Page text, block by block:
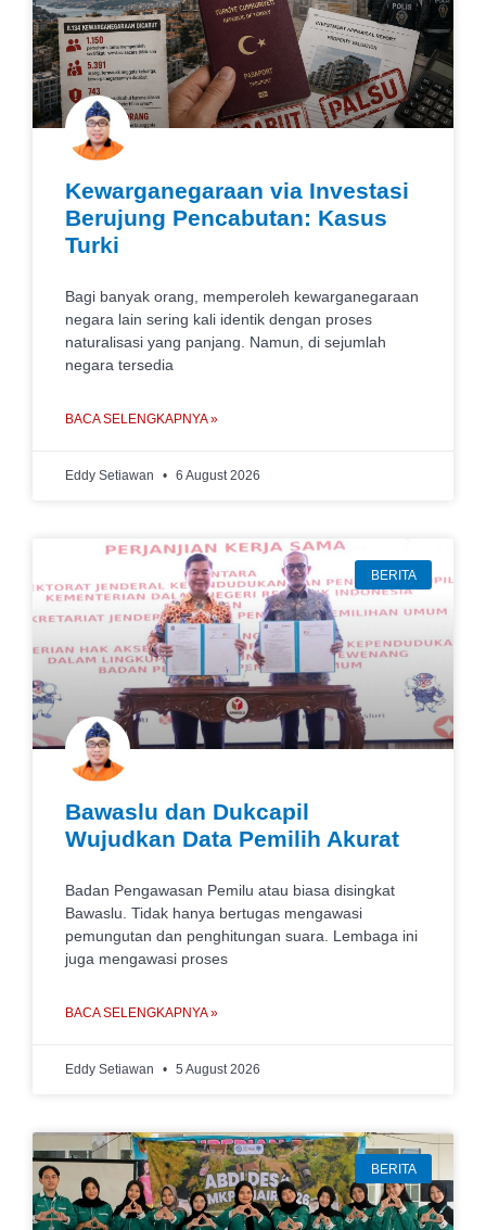
Kewarganegaraan via Investasi
Berujung Pencabutan: Kasus
Turki
Bagi banyak orang, memperoleh kewarganegaraan
negara lain sering kali identik dengan proses
naturalisasi yang panjang. Namun, di sejumlah
negara tersedia
BACA SELENGKAPNYA »
Eddy Setiawan 6 August 2026
BERITA
Bawaslu dan Dukcapil
Wujudkan Data Pemilih Akurat
Badan Pengawasan Pemilu atau biasa disingkat
Bawaslu. Tidak hanya bertugas mengawasi
pemungutan dan penghitungan suara. Lembaga ini
juga mengawasi proses
BACA SELENGKAPNYA »
Eddy Setiawan 5 August 2026
BERITA